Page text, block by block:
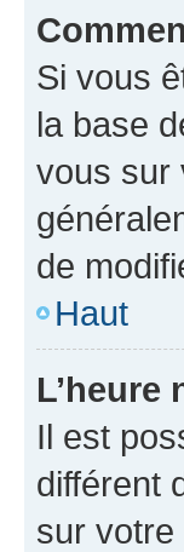
Si vous
la base
vous sur
de
Haut
L’heure
Il est
différent
sur votre